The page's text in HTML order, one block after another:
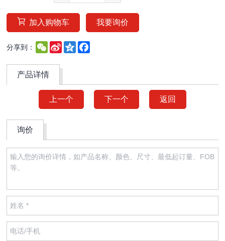
加入购物车 我要询价
分享到： WeChat
Sina
Weibo
Qzone
产品详情
上一个 下一个 返回
询价